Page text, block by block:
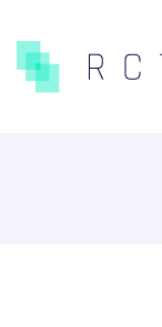
Études